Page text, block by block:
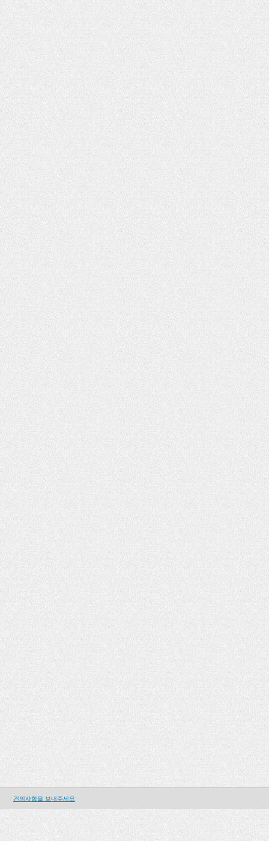
건의사항을 보내주세요